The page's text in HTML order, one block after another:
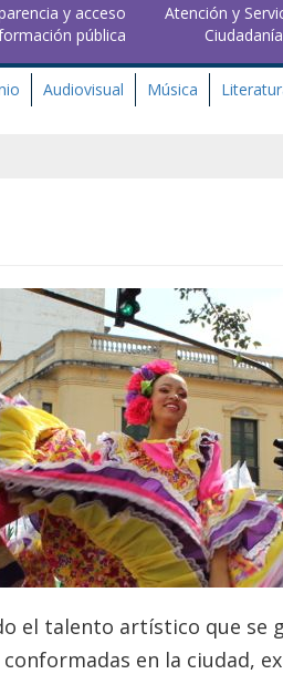
y acceso
pública
Atención y
Ciudadanía
Audiovisual Música
el talento artístico que se
en la ciudad,